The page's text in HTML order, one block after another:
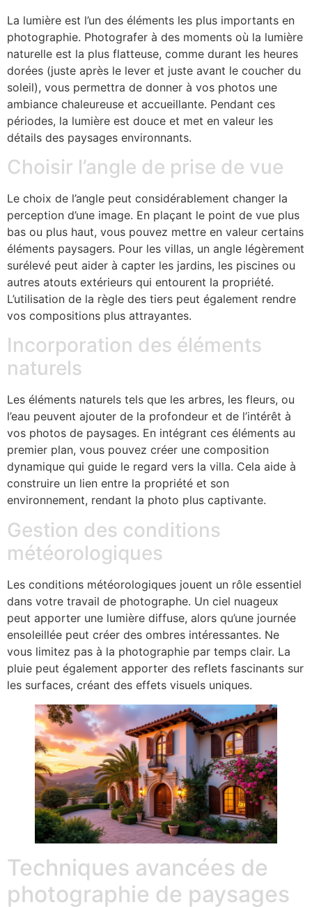
La lumière est l’un des éléments les plus importants en
photographie. Photografer à des moments où la lumière
naturelle est la plus flatteuse, comme durant les heures
dorées (juste après le lever et juste avant le coucher du
soleil), vous permettra de donner à vos photos une
ambiance chaleureuse et accueillante. Pendant ces
périodes, la lumière est douce et met en valeur les
détails des paysages environnants.
Choisir l’angle de prise de vue
Le choix de l’angle peut considérablement changer la
perception d’une image. En plaçant le point de vue plus
bas ou plus haut, vous pouvez mettre en valeur certains
éléments paysagers. Pour les villas, un angle légèrement
surélevé peut aider à capter les jardins, les piscines ou
autres atouts extérieurs qui entourent la propriété.
L’utilisation de la règle des tiers peut également rendre
vos compositions plus attrayantes.
Incorporation des éléments
naturels
Les éléments naturels tels que les arbres, les fleurs, ou
l’eau peuvent ajouter de la profondeur et de l’intérêt à
vos photos de paysages. En intégrant ces éléments au
premier plan, vous pouvez créer une composition
dynamique qui guide le regard vers la villa. Cela aide à
construire un lien entre la propriété et son
environnement, rendant la photo plus captivante.
Gestion des conditions
météorologiques
Les conditions météorologiques jouent un rôle essentiel
dans votre travail de photographe. Un ciel nuageux
peut apporter une lumière diffuse, alors qu’une journée
ensoleillée peut créer des ombres intéressantes. Ne
vous limitez pas à la photographie par temps clair. La
pluie peut également apporter des reflets fascinants sur
les surfaces, créant des effets visuels uniques.
Techniques avancées de
photographie de paysages